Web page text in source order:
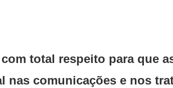
total respeito para que
nas comunicações e nos